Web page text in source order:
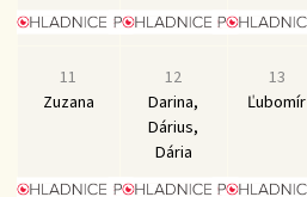
11
Zuzana
12
Darina,
Dárius,
Dária
13
Ľubomír